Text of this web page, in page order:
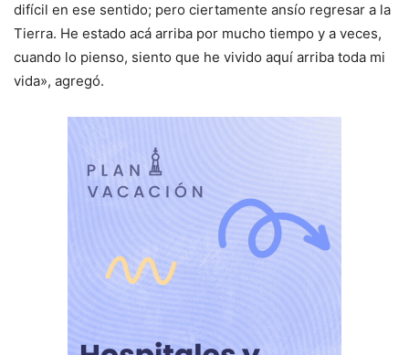
difícil en ese sentido; pero ciertamente ansío regresar a la
Tierra. He estado acá arriba por mucho tiempo y a veces,
cuando lo pienso, siento que he vivido aquí arriba toda mi
vida», agregó.